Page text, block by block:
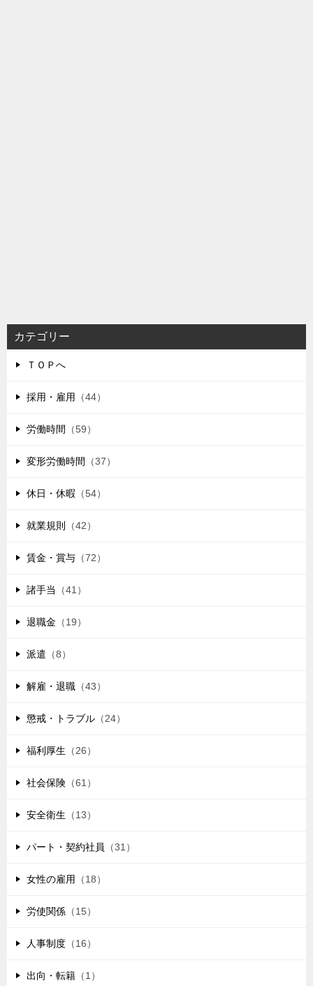
カテゴリー
ＴＯＰへ
採用・雇用 （44）
労働時間 （59）
変形労働時間 （37）
休日・休暇 （54）
就業規則 （42）
賃金・賞与 （72）
諸手当 （41）
退職金 （19）
派遣 （8）
解雇・退職 （43）
懲戒・トラブル （24）
福利厚生 （26）
社会保険 （61）
安全衛生 （13）
パート・契約社員 （31）
女性の雇用 （18）
労使関係 （15）
人事制度 （16）
出向・転籍 （1）